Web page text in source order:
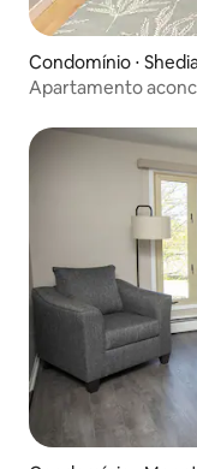
Condomínio ⋅
Apartamento